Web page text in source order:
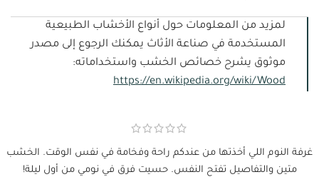
لمزيد من المعلومات حول أنواع الأخشاب الطبيعية
المستخدمة في صناعة الأثاث يمكنك الرجوع إلى مصدر
موثوق يشرح خصائص الخشب واستخداماته:
https://en.wikipedia.org/wiki/Wood
غرفة النوم اللي أخذتها من عندكم راحة وفخامة في نفس الوقت. الخشب
متين والتفاصيل تفتح النفس. حسيت فرق في نومي من أول ليلة!